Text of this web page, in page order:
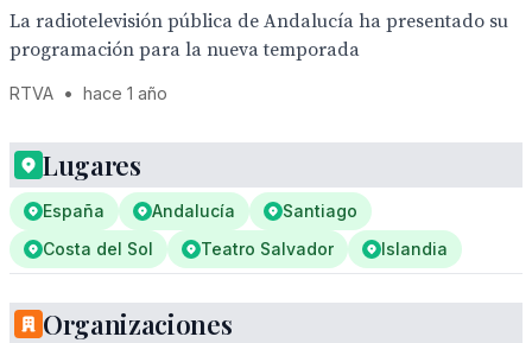
La radiotelevisión pública de Andalucía ha presentado su
programación para la nueva temporada
RTVA • hace 1 año
Lugares
España Andalucía
Santiago
Costa del Sol
Teatro Salvador Islandia
Organizaciones